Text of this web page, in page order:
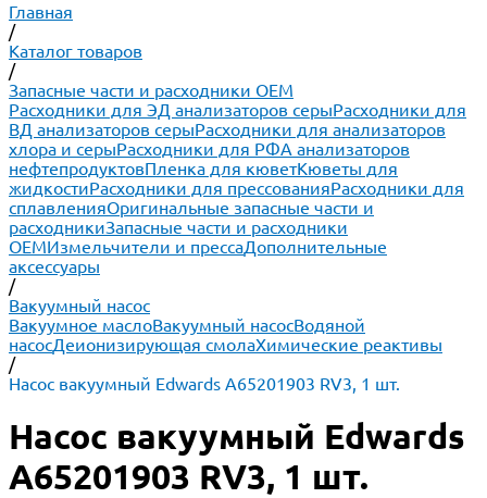
Главная
/
Каталог товаров
/
Запасные части и расходники ОЕМ
Расходники для ЭД анализаторов серыРасходники для
ВД анализаторов серыРасходники для анализаторов
хлора и серыРасходники для РФА анализаторов
нефтепродуктовПленка для кюветКюветы для
жидкостиРасходники для прессованияРасходники для
сплавленияОригинальные запасные части и
расходникиЗапасные части и расходники
ОЕМИзмельчители и прессаДополнительные
аксессуары
/
Вакуумный насос
Вакуумное маслоВакуумный насосВодяной
насосДеионизирующая смолаХимические реактивы
/
Насос вакуумный Edwards A65201903 RV3, 1 шт.
Насос вакуумный Edwards
A65201903 RV3, 1 шт.